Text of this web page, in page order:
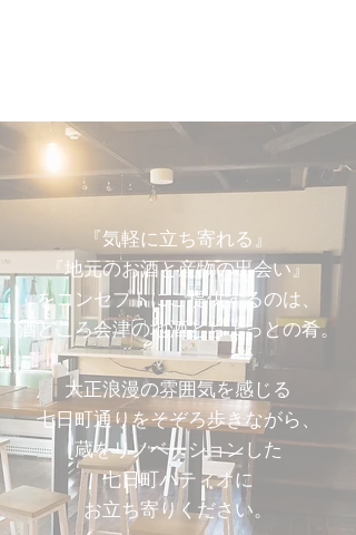
『気軽に立ち寄れる』
『地元のお酒と産物の出会い』
​をコンセプトにご提供するのは、
酒どころ会津の地酒とちょっとの肴。
大正浪漫の雰囲気を感じる
七日町通りをそぞろ歩きながら、
蔵をリノベーションした
七日町パティオに
お立ち寄りください。